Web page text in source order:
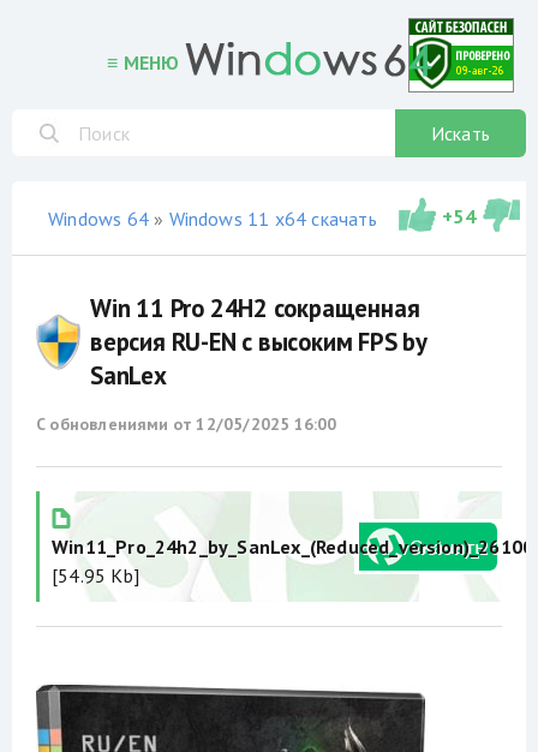
≡ МЕНЮ
Искать
Windows 64» Windows 11 x64 скачать торрент»не
+54
Win 11 Pro 24H2 сокращенная
версия RU-EN с высоким FPS by
SanLex
С обновлениями от12/05/2025 16:00
[54.95 Kb]